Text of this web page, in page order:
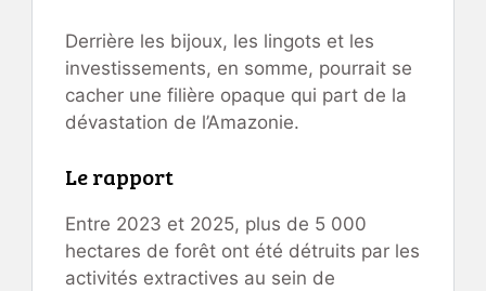
Derrière les bijoux, les lingots et les
investissements, en somme, pourrait se
cacher une filière opaque qui part de la
dévastation de l’Amazonie.
Le rapport
Entre 2023 et 2025, plus de 5 000
hectares de forêt ont été détruits par les
activités extractives au sein de